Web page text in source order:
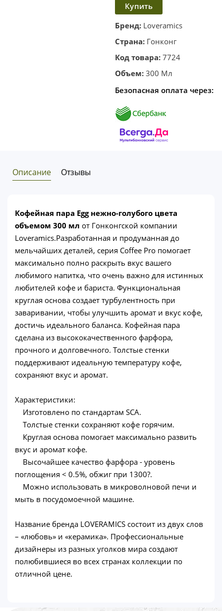
в
корзину
Купить
в один
клик
Бренд: Loveramics
Страна: Гонконг
Код товара: 7724
Объем: 300 Мл
Безопасная оплата через:
Описание Отзывы
Кофейная пара Egg нежно-голубого цвета
объемом 300 мл от Гонконгской компании
Loveramics.Разработанная и продуманная до
мельчайших деталей, серия Coffee Pro помогает
максимально полно раскрыть вкус вашего
любимого напитка, что очень важно для истинных
любителей кофе и бариста. Функциональная
круглая основа создает турбулентность при
заваривании, чтобы улучшить аромат и вкус кофе,
достичь идеального баланса. Кофейная пара
сделана из высококачественного фарфора,
прочного и долговечного. Толстые стенки
поддерживают идеальную температуру кофе,
сохраняют вкус и аромат.
Характеристики:
Изготовлено по стандартам SCA.
Толстые стенки сохраняют кофе горячим.
Круглая основа помогает максимально развить
вкус и аромат кофе.
Высочайшее качество фарфора - уровень
поглощения < 0.5%, обжиг при 1300?.
Можно использовать в микроволновой печи и
мыть в посудомоечной машине.
Название бренда LOVERAMICS состоит из двух слов
– «любовь» и «керамика». Профессиональные
дизайнеры из разных уголков мира создают
полюбившиеся во всех странах коллекции по
отличной цене.